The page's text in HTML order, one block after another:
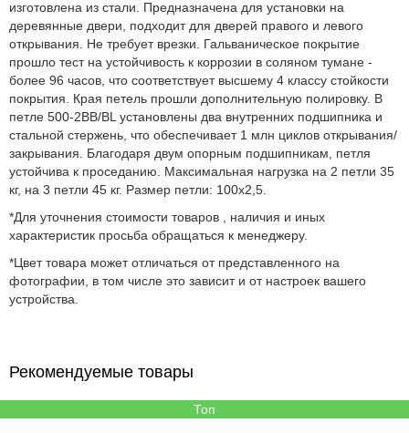
изготовлена из стали. Предназначена для установки на
деревянные двери, подходит для дверей правого и левого
открывания. Не требует врезки. Гальваническое покрытие
прошло тест на устойчивость к коррозии в соляном тумане -
более 96 часов, что соответствует высшему 4 классу стойкости
покрытия. Края петель прошли дополнительную полировку. В
петле 500-2BB/BL установлены два внутренних подшипника и
стальной стержень, что обеспечивает 1 млн циклов открывания/
закрывания. Благодаря двум опорным подшипникам, петля
устойчива к проседанию. Максимальная нагрузка на 2 петли 35
кг, на 3 петли 45 кг. Размер петли: 100x2,5.
*Для уточнения стоимости товаров , наличия и иных
характеристик просьба обращаться к менеджеру.
*Цвет товара может отличаться от представленного на
фотографии, в том числе это зависит и от настроек вашего
устройства.
Рекомендуемые товары
Топ